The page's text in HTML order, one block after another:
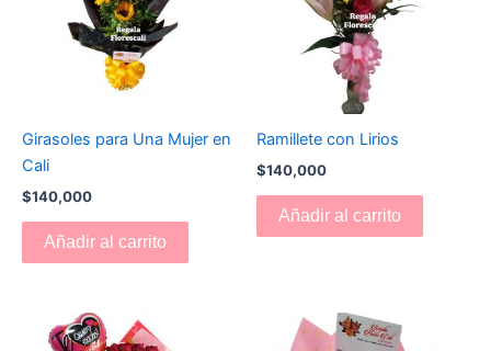
Girasoles para Una Mujer en
Cali
$140,000
Añadir al carrito
Ramillete con Lirios
$140,000
Añadir al carrito